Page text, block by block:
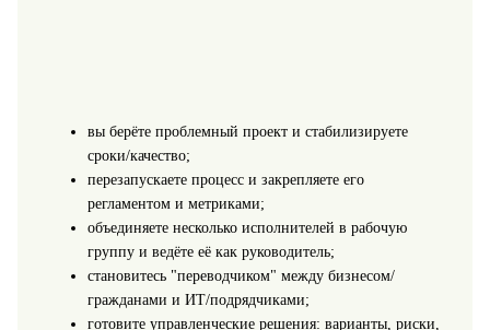
вы берёте проблемный проект и стабилизируете
сроки/качество;
перезапускаете процесс и закрепляете его
регламентом и метриками;
объединяете несколько исполнителей в рабочую
группу и ведёте её как руководитель;
становитесь "переводчиком" между бизнесом/
гражданами и ИТ/подрядчиками;
готовите управленческие решения: варианты, риски,